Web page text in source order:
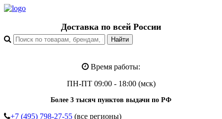
Доставка по всей России
Время работы:
ПН-ПТ 09:00 - 18:00 (мск)
Более 3 тысяч пунктов выдачи по РФ
+7 (495) 798-27-55 (все регионы)